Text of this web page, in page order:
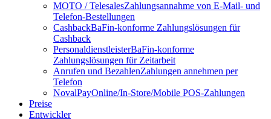
MOTO / TelesalesZahlungsannahme von E-Mail- und
Telefon-Bestellungen
CashbackBaFin-konforme Zahlungslösungen für
Cashback
PersonaldienstleisterBaFin-konforme
Zahlungslösungen für Zeitarbeit
Anrufen und BezahlenZahlungen annehmen per
Telefon
NovalPayOnline/In-Store/Mobile POS-Zahlungen
Preise
Entwickler